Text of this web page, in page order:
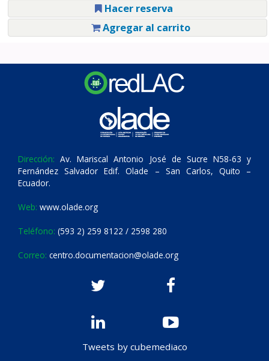
Hacer reserva
Agregar al carrito
Dirección: Av. Mariscal Antonio José de Sucre N58-63 y
Fernández Salvador Edif. Olade – San Carlos, Quito –
Ecuador.
Web: www.olade.org
Teléfono: (593 2) 259 8122 / 2598 280
Correo: centro.documentacion@olade.org
Tweets by cubemediaco